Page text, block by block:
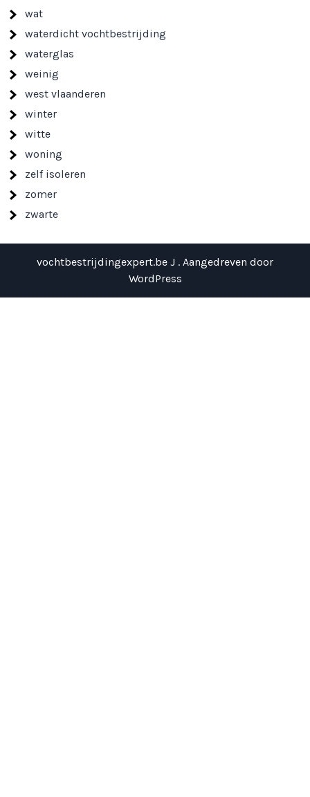
wat
waterdicht vochtbestrijding
waterglas
weinig
west vlaanderen
winter
witte
woning
zelf isoleren
zomer
zwarte
vochtbestrijdingexpert.be J . Aangedreven door
WordPress